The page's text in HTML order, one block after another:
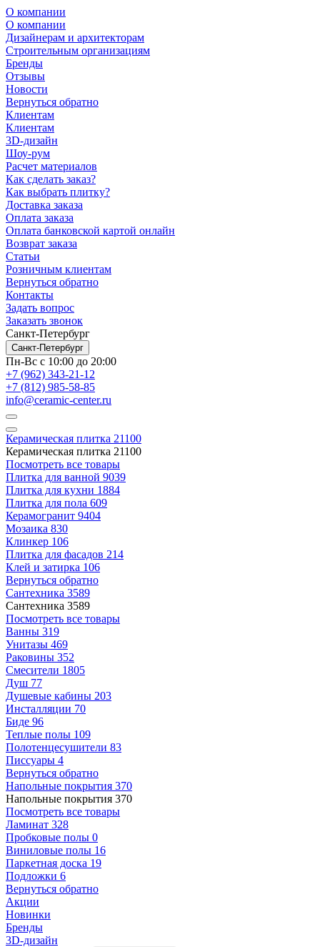
О компании
О компании
Дизайнерам и архитекторам
Строительным организациям
Бренды
Отзывы
Новости
Вернуться обратно
Клиентам
Клиентам
3D-дизайн
Шоу-рум
Расчет материалов
Как сделать заказ?
Как выбрать плитку?
Доставка заказа
Оплата заказа
Оплата банковской картой онлайн
Возврат заказа
Статьи
Розничным клиентам
Вернуться обратно
Контакты
Задать вопрос
Заказать звонок
Санкт-Петербург
Санкт-Петербург
Пн-Вс с 10:00 до 20:00
+7 (962) 343-21-12
+7 (812) 985-58-85
info@ceramic-center.ru
Керамическая плитка 21100
Керамическая плитка 21100
Посмотреть все товары
Плитка для ванной 9039
Плитка для кухни 1884
Плитка для пола 609
Керамогранит 9404
Мозаика 830
Клинкер 106
Плитка для фасадов 214
Клей и затирка 106
Вернуться обратно
Сантехника 3589
Сантехника 3589
Посмотреть все товары
Ванны 319
Унитазы 469
Раковины 352
Смесители 1805
Душ 77
Душевые кабины 203
Инсталляции 70
Биде 96
Теплые полы 109
Полотенцесушители 83
Писсуары 4
Вернуться обратно
Напольные покрытия 370
Напольные покрытия 370
Посмотреть все товары
Ламинат 328
Пробковые полы 0
Виниловые полы 16
Паркетная доска 19
Подложки 6
Вернуться обратно
Акции
Новинки
Бренды
3D-дизайн